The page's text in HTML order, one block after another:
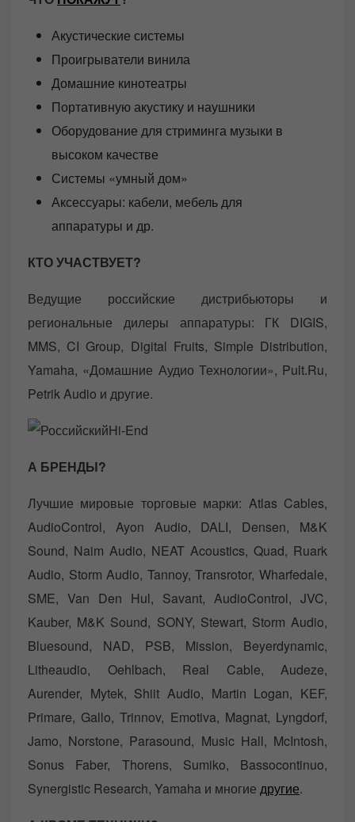
Акустические системы
Проигрыватели винила
Домашние кинотеатры
Портативную акустику и наушники
Оборудование для стриминга музыки в
высоком качестве
Системы «умный дом»
Аксессуары: кабели, мебель для
аппаратуры и др.
КТО УЧАСТВУЕТ?
Ведущие российские дистрибьюторы и
региональные дилеры аппаратуры: ГК DIGIS,
MMS, CI Group, Digital Fruits, Simple Distribution,
Yamaha, «Домашние Аудио Технологии», Pult.Ru,
Petrik Audio и другие.
А БРЕНДЫ?
Лучшие мировые торговые марки: Atlas Cables,
AudioControl, Ayon Audio, DALI, Densen, M&K
Sound, Naim Audio, NEAT Acoustics, Quad, Ruark
Audio, Storm Audio, Tannoy, Transrotor, Wharfedale,
SME, Van Den Hul, Savant, AudioControl, JVC,
Kauber, M&K Sound, SONY, Stewart, Storm Audio,
Bluesound, NAD, PSB, Mission, Beyerdynamic,
Litheaudio, Oehlbach, Real Cable, Audeze,
Aurender, Mytek, Shiit Audio, Martin Logan, KEF,
Primare, Gallo, Trinnov, Emotiva, Magnat, Lyngdorf,
Jamo, Norstone, Parasound, Music Hall, McIntosh,
Sonus Faber, Thorens, Sumiko, Bassocontinuo,
Synergistic Research, Yamaha и многие другие.